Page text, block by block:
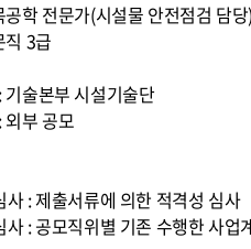
학 전문가(시설물 안전점검 담당)
직 3급
기술본부 시설기술단
외부 공모
사 : 제출서류에 의한 적격성 심사
사 : 공모직위별 기존 수행한 사